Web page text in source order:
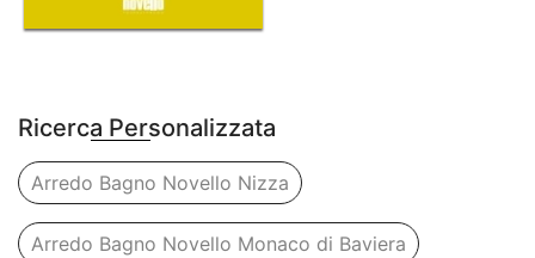
Ricerca Personalizzata
Arredo Bagno Novello Nizza
Arredo Bagno Novello Monaco di Baviera